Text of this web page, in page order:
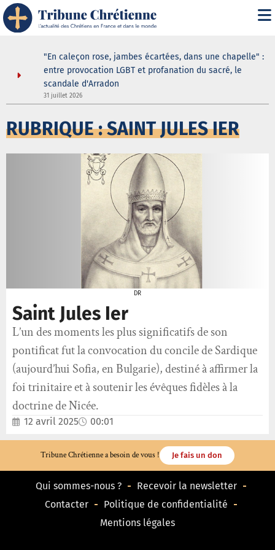
douche
"En caleçon rose, jambes écartées, dans une chapelle" :
entre provocation LGBT et profanation du sacré, le
scandale d'Arradon
31 juillet 2026
RUBRIQUE : SAINT JULES IER
DR
Saint Jules Ier
L’un des moments les plus significatifs de son
pontificat fut la convocation du concile de Sardique
(aujourd’hui Sofia, en Bulgarie), destiné à affirmer la
foi trinitaire et à soutenir les évêques fidèles à la
doctrine de Nicée.
12 avril 2025 00:01
Tribune Chrétienne a besoin de vous ! Je fais un don
Qui sommes-nous ?
Recevoir la newsletter
Contacter
Politique de confidentialité
Mentions légales